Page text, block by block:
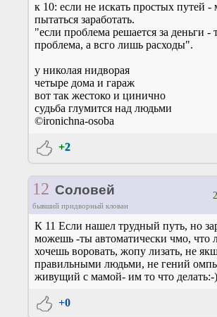
к 10: если не искать простых путей
пытаться заработать.
"если проблема решается за деньги -
проблема, а всго лишь расходы".
у николая нидворая
четыре дома и гараж
вот так жестоко и цинично
судьба глумится над людьми
©ironichna-osoba
+2
12 Соловей
бывший придворный клован
К 11 Если нашел трудный путь, но
можешь -ты автоматически чмо, что
хочешь воровать, жопу лизать, не
правильными людьми, не гений
живущий с мамой- им то что делать:-)
+0